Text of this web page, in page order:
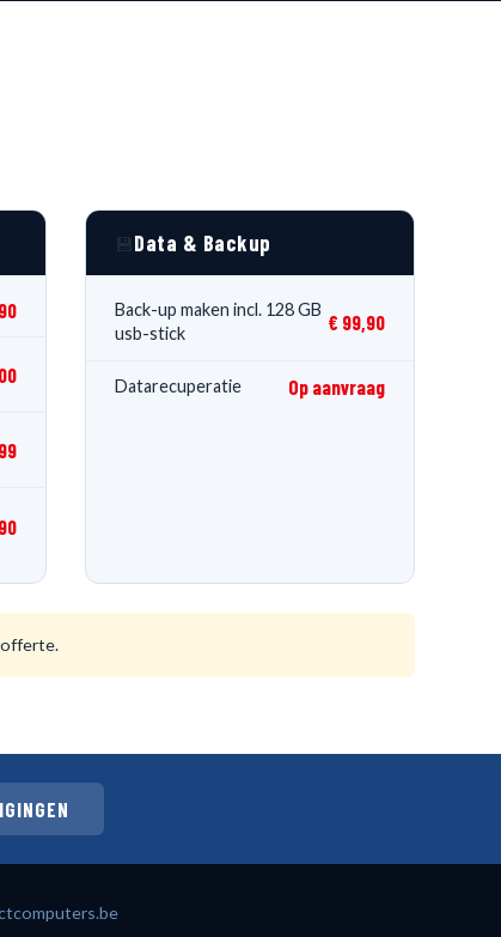
Data & Backup
Back-up maken incl. 128 GB
usb-stick
€ 99,90
Datarecuperatie Op aanvraag
offerte.